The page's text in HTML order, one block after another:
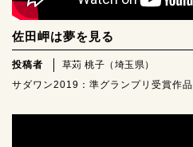
佐田岬は夢を見る
投稿者
草苅 桃子（埼玉県）
サダワン2019：準グランプリ受賞作品